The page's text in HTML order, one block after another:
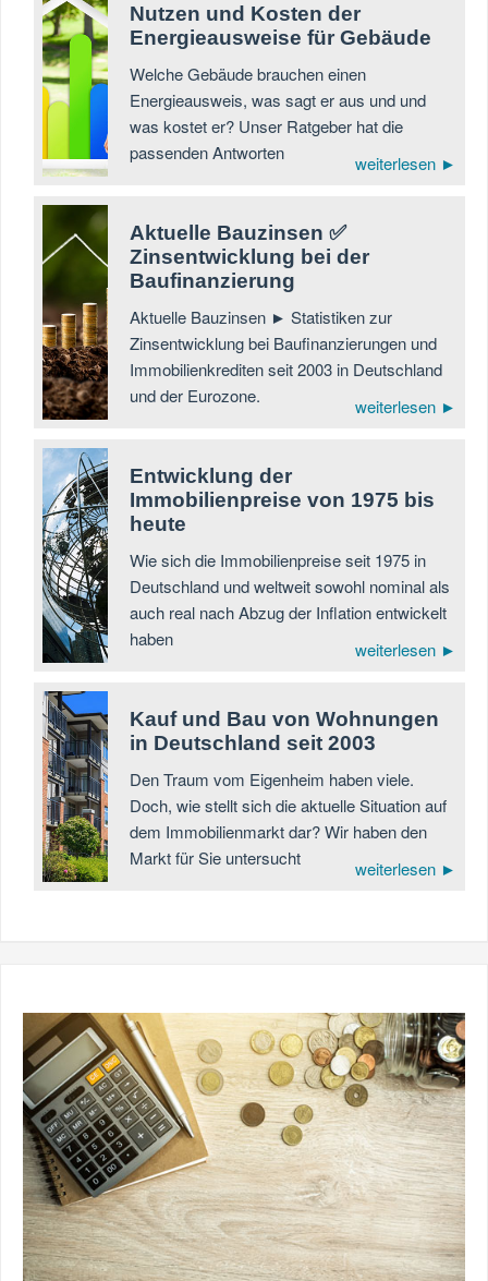
Nutzen und Kosten der
Energieausweise für Gebäude
Welche Gebäude brauchen einen
Energieausweis, was sagt er aus und und
was kostet er? Unser Ratgeber hat die
passenden Antworten
weiterlesen ►
Aktuelle Bauzinsen ✅
Zinsentwicklung bei der
Baufinanzierung
Aktuelle Bauzinsen ► Statistiken zur
Zinsentwicklung bei Baufinanzierungen und
Immobilienkrediten seit 2003 in Deutschland
und der Eurozone.
weiterlesen ►
Entwicklung der
Immobilienpreise von 1975 bis
heute
Wie sich die Immobilienpreise seit 1975 in
Deutschland und weltweit sowohl nominal als
auch real nach Abzug der Inflation entwickelt
haben
weiterlesen ►
Kauf und Bau von Wohnungen
in Deutschland seit 2003
Den Traum vom Eigenheim haben viele.
Doch, wie stellt sich die aktuelle Situation auf
dem Immobilienmarkt dar? Wir haben den
Markt für Sie untersucht
weiterlesen ►